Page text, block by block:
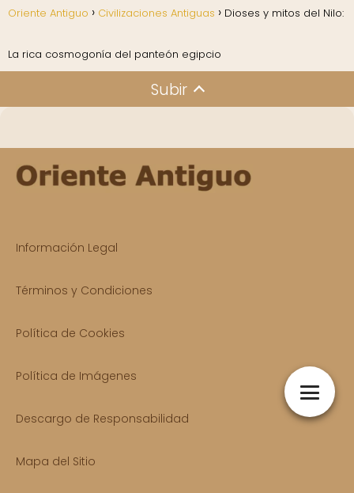
Oriente Antiguo Civilizaciones Antiguas Dioses y mitos del Nilo:
La rica cosmogonía del panteón egipcio
Subir
Información Legal
Términos y Condiciones
Política de Cookies
Política de Imágenes
Descargo de Responsabilidad
Mapa del Sitio